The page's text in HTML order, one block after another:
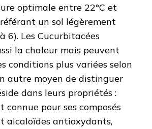
optimale entre 22°C et
un sol légèrement
6). Les Cucurbitacées
la chaleur mais peuvent
conditions plus variées selon
autre moyen de distinguer
dans leurs propriétés :
connue pour ses composés
alcaloïdes antioxydants,